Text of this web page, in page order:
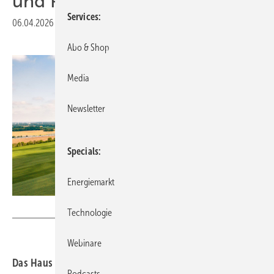
06.04.2026 Druckvorschau
Das Haus der Technik Seminar zeigt technische,
Services
Abo & Shop
Media
Newsletter
Specials
Energiemarkt
Technologie
Webinare